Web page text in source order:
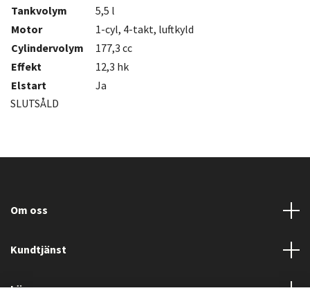
Tankvolym
5,5 l
Motor
1-cyl, 4-takt, luftkyld
Cylindervolym
177,3 cc
Effekt
12,3 hk
Elstart
Ja
SLUTSÅLD
Om oss
Kundtjänst
Läs mer